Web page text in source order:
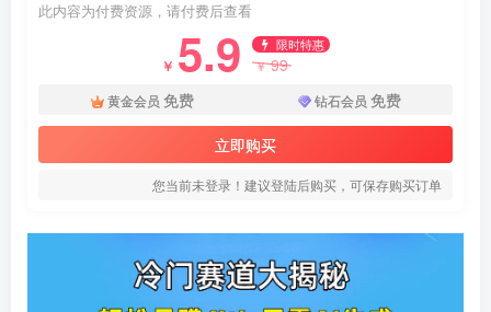
此内容为付费资源，请付费后查看
￥ 5.9 限时特惠
￥99
黄金会员 免费 钻石会员 免费
立即购买
您当前未登录！建议登陆后购买，可保存购买订单